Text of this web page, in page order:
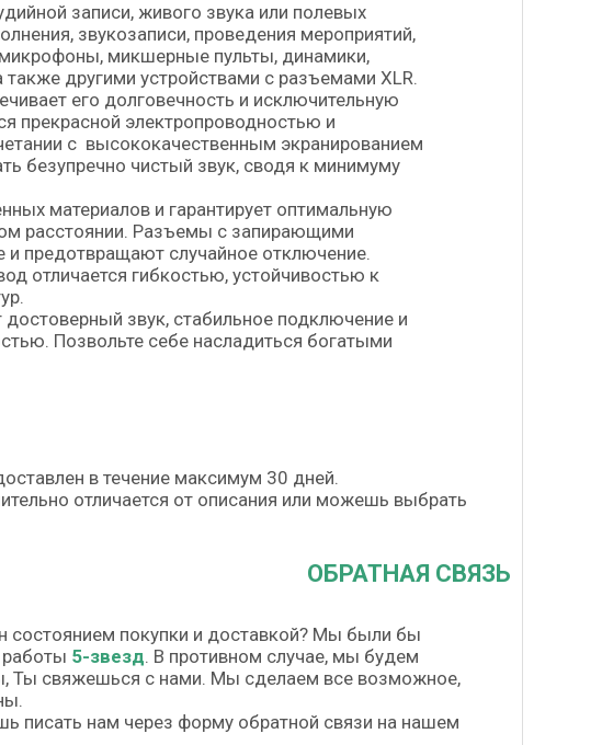
записи, живого звука или полевых
звукозаписи, проведения мероприятий,
микшерные пульты, динамики,
также другими устройствами с разъемами XLR.
его долговечность и исключительную
прекрасной электропроводностью и
с высококачественным экранированием
безупречно чистый звук, сводя к минимуму
материалов и гарантирует оптимальную
расстоянии. Разъемы с запирающими
предотвращают случайное отключение.
отличается гибкостью, устойчивостью к
звук, стабильное подключение и
Позвольте себе насладиться богатыми
в течение максимум 30 дней.
отличается от описания или можешь выбрать
ОБРАТНАЯ СВЯЗЬ
состоянием покупки и доставкой? Мы были бы
работы 5-звезд. В противном случае, мы будем
Ты свяжешься с нами. Мы сделаем все возможное,
писать нам через форму обратной связи на нашем